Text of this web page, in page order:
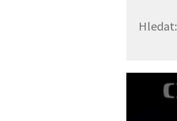
Hledat: